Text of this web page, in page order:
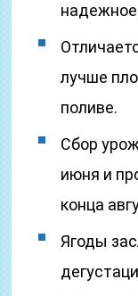
лучше
поливе.
Сбор
июня и
конца
Ягоды